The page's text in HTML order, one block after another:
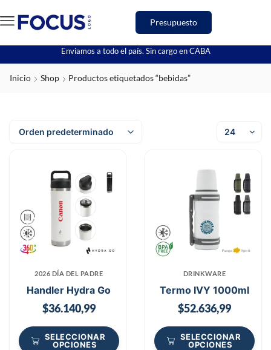
Presupuesto
Enviamos a todo el país. Sin cargo en CABA
Inicio Shop Productos etiquetados “bebidas”
2026 DÍA DEL PADRE
Handler Hydra Go
$36.140,99
SELECCIONAR
OPCIONES
DRINKWARE
Termo IVY 1000ml
$52.636,99
SELECCIONAR
OPCIONES